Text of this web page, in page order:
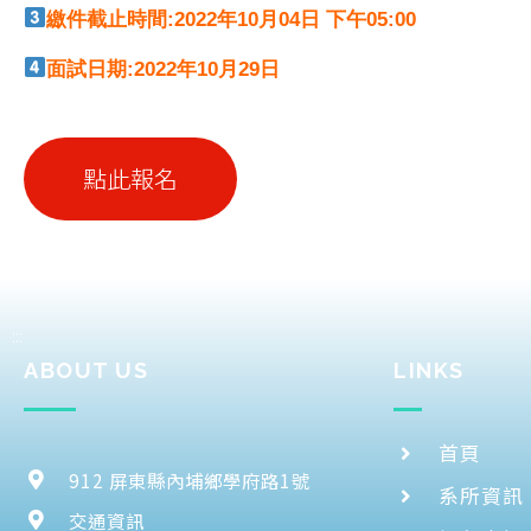
繳件截止時間:2022年10月04日 下午05:00
面試日期:2022年10月29日
點此報名
ABOUT US
912 屏東縣內埔鄉學府路1號
交通資訊
LINKS
首頁
系所資訊